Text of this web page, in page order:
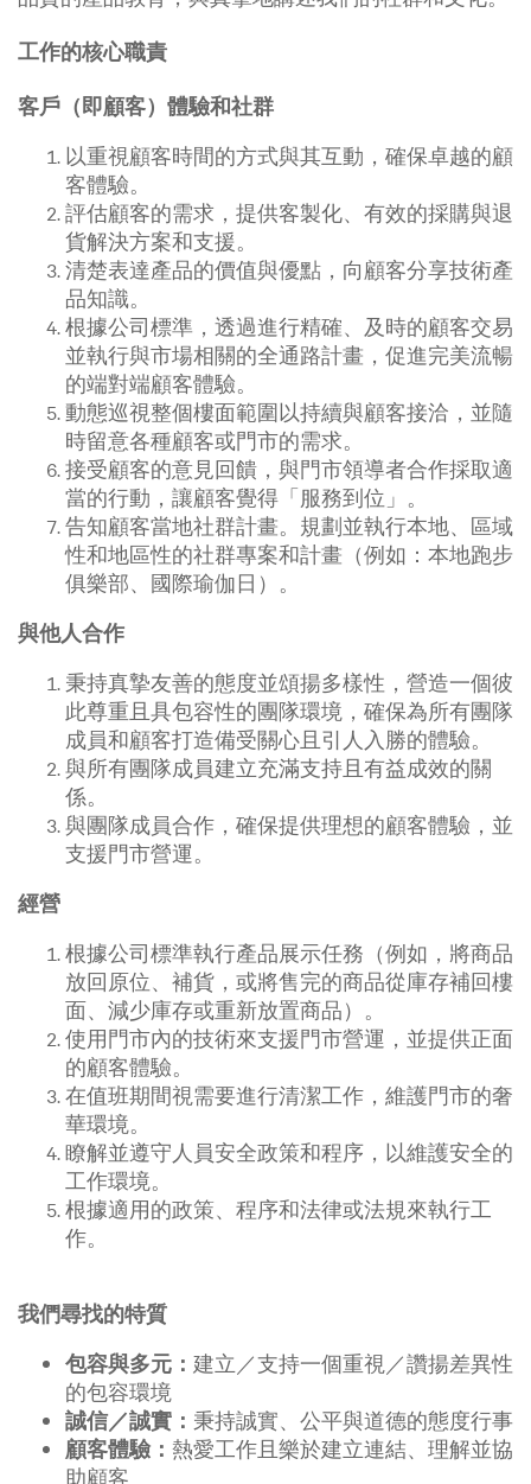
工作的核心職責
客戶（即顧客）體驗和社群
以重視顧客時間的方式與其互動，確保卓越的顧
客體驗。
評估顧客的需求，提供客製化、有效的採購與退
貨解決方案和支援。
清楚表達產品的價值與優點，向顧客分享技術產
品知識。
根據公司標準，透過進行精確、及時的顧客交易
並執行與市場相關的全通路計畫，促進完美流暢
的端對端顧客體驗。
動態巡視整個樓面範圍以持續與顧客接洽，並隨
時留意各種顧客或門市的需求。
接受顧客的意見回饋，與門市領導者合作採取適
當的行動，讓顧客覺得「服務到位」。
告知顧客當地社群計畫。規劃並執行本地、區域
性和地區性的社群專案和計畫（例如：本地跑步
俱樂部、國際瑜伽日）。
與他人合作
秉持真摯友善的態度並頌揚多樣性，營造一個彼
此尊重且具包容性的團隊環境，確保為所有團隊
成員和顧客打造備受關心且引人入勝的體驗。
與所有團隊成員建立充滿支持且有益成效的關
係。
與團隊成員合作，確保提供理想的顧客體驗，並
支援門市營運。
經營
根據公司標準執行產品展示任務（例如，將商品
放回原位、補貨，或將售完的商品從庫存補回樓
面、減少庫存或重新放置商品）。
使用門市內的技術來支援門市營運，並提供正面
的顧客體驗。
在值班期間視需要進行清潔工作，維護門市的奢
華環境。
瞭解並遵守人員安全政策和程序，以維護安全的
工作環境。
根據適用的政策、程序和法律或法規來執行工
作。
我們尋找的特質
包容與多元： 建立／支持一個重視／讚揚差異性
的包容環境
誠信／誠實： 秉持誠實、公平與道德的態度行事
顧客體驗： 熱愛工作且樂於建立連結、理解並協
助顧客